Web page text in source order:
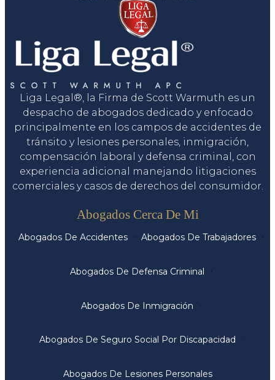
Liga Legal®, la Firma de Scott Warmuth es un
despacho de abogados dedicado y enfocado
principalmente en los campos de accidentes de
tránsito y lesiones personales, inmigración,
compensación laboral y defensa criminal, con
experiencia adicional manejando litigaciones
comerciales y casos de derechos del consumidor.
Abogados Cerca De Mi
Abogados De Accidentes Abogados De Trabajadores
Abogados De Defensa Criminal
Abogados De Inmigración
Abogados De Seguro Social Por Discapacidad
Abogados De Lesiones Personales